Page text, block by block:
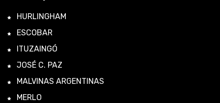
HURLINGHAM
ESCOBAR
ITUZAINGÓ
JOSÉ C. PAZ
MALVINAS ARGENTINAS
MERLO